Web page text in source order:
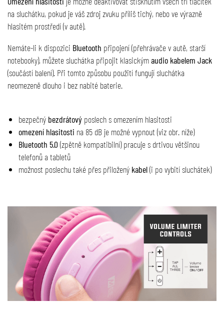
na sluchátku, pokud je váš zdroj zvuku příliš tichý, nebo ve výrazně
hlasitém prostředí (v autě).
Nemáte-li k dispozici Bluetooth připojení (přehrávače v autě, starší
notebooky), můžete sluchátka připojit klasickýmaudio kabelem Jack
(součástí balení). Při tomto způsobu použití fungují sluchátka
neomezeně dlouho i bez nabité baterie.
bezpečný bezdrátový poslech s omezením hlasitosti
omezení hlasitosti na 85 dB je možné vypnout (viz obr. níže)
Bluetooth 5.0 (zpětně kompatibilní) pracuje s drtivou většinou
telefonů a tabletů
možnost poslechu také přes přiložený kabel(i po vybití sluchátek)